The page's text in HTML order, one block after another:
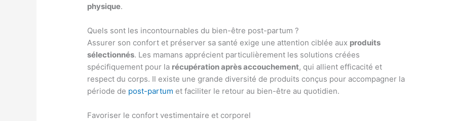
physique.
Quels sont les incontournables du bien-être post-partum ?
Assurer son confort et préserver sa santé exige une attention ciblée aux produits
sélectionnés. Les mamans apprécient particulièrement les solutions créées
spécifiquement pour la récupération après accouchement, qui allient efficacité et
respect du corps. Il existe une grande diversité de produits conçus pour accompagner la
période de post-partum et faciliter le retour au bien-être au quotidien.
Favoriser le confort vestimentaire et corporel